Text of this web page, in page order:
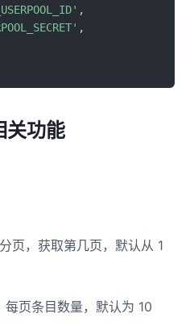
,
,
关功能
页，获取第几页，默认从 1
页条目数量，默认为 10